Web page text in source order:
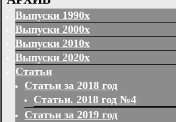
Выпуски 1990х
Выпуски 2000х
Выпуски 2010х
Выпуски 2020х
Статьи
Статьи за 2018 год
Статьи. 2018 год №4
Статьи за 2019 год